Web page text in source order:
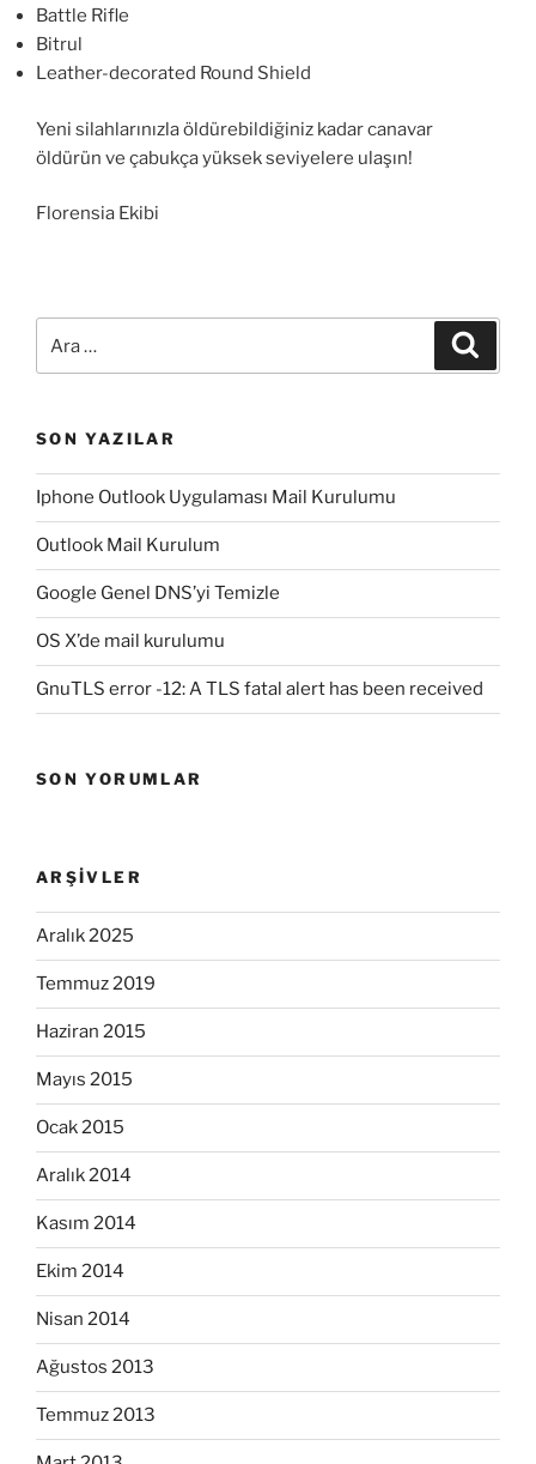
Battle Rifle
Bitrul
Leather-decorated Round Shield
Yeni silahlarınızla öldürebildiğiniz kadar canavar
öldürün ve çabukça yüksek seviyelere ulaşın!
Florensia Ekibi
SON YAZILAR
Iphone Outlook Uygulaması Mail Kurulumu
Outlook Mail Kurulum
Google Genel DNS’yi Temizle
OS X’de mail kurulumu
GnuTLS error -12: A TLS fatal alert has been received
SON YORUMLAR
ARŞIVLER
Aralık 2025
Temmuz 2019
Haziran 2015
Mayıs 2015
Ocak 2015
Aralık 2014
Kasım 2014
Ekim 2014
Nisan 2014
Ağustos 2013
Temmuz 2013